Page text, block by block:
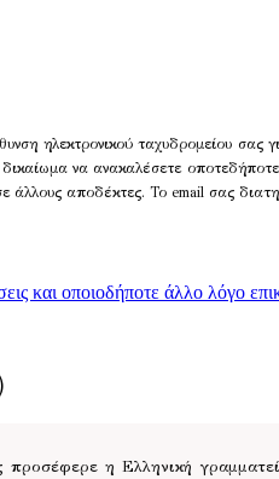
ηλεκτρονικού ταχυδρομείου σας
να ανακαλέσετε
άλλους αποδέκτες. Το email σας
και οποιοδήποτε άλλο λόγο
η Ελληνική